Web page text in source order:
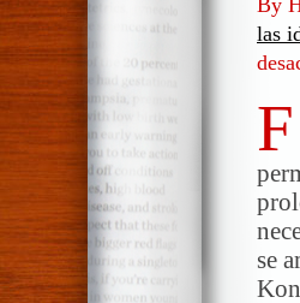
las
F
se